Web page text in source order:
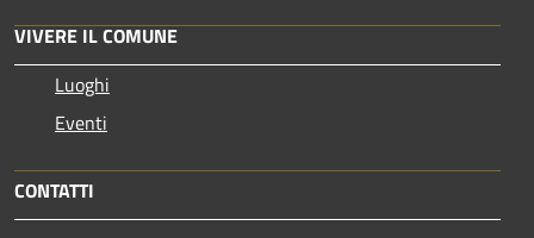
VIVERE IL COMUNE
Luoghi
Eventi
CONTATTI